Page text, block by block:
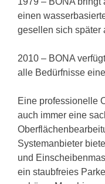
einen
gesellen sich später
2010 – BONA
alle Bedürfnisse
Eine professionelle
auch immer eine
Systemanbieter
und
ein staubfreies